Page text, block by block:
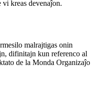
kreas devenaĵon.
malrajtigas onin
difinitajn kun referenco al
de la Monda Organizaĵo